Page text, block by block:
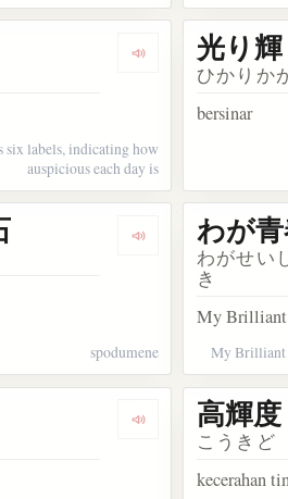
Dengarkan kosakata
six labels, indicating how
auspicious each day is
光り輝
ひかりか
bersinar
石 Dengarkan
spodumene
わが
わがせい
き
My Brilliant
My Brilliant
Dengarkan kosakata
高輝度
こうきど
kecerahan